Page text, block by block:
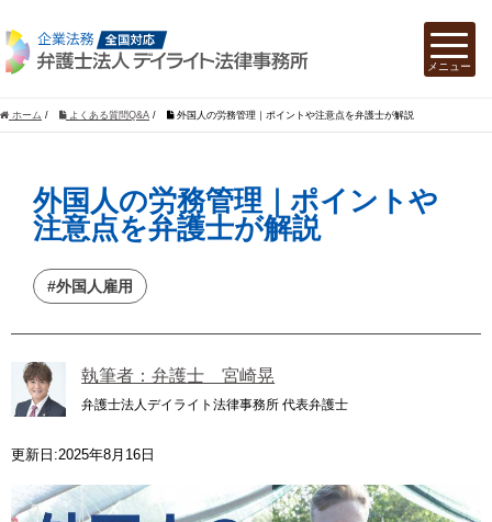
ホーム / よくある質問Q&A / 外国人の労務管理｜ポイントや注意点を弁護士が解説
外国人の労務管理｜ポイントや
注意点を弁護士が解説
#外国人雇用
執筆者：弁護士 宮崎晃
弁護士法人デイライト法律事務所 代表弁護士
更新日:2025年8月16日